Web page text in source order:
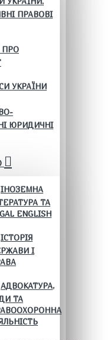
ПРАВОВІ
ПРО
УКРАЇНИ
ЮРИДИЧНІ
ІНОЗЕМНА
ТА
ENGLISH
ІСТОРІЯ
І
АДВОКАТУРА,
ТА